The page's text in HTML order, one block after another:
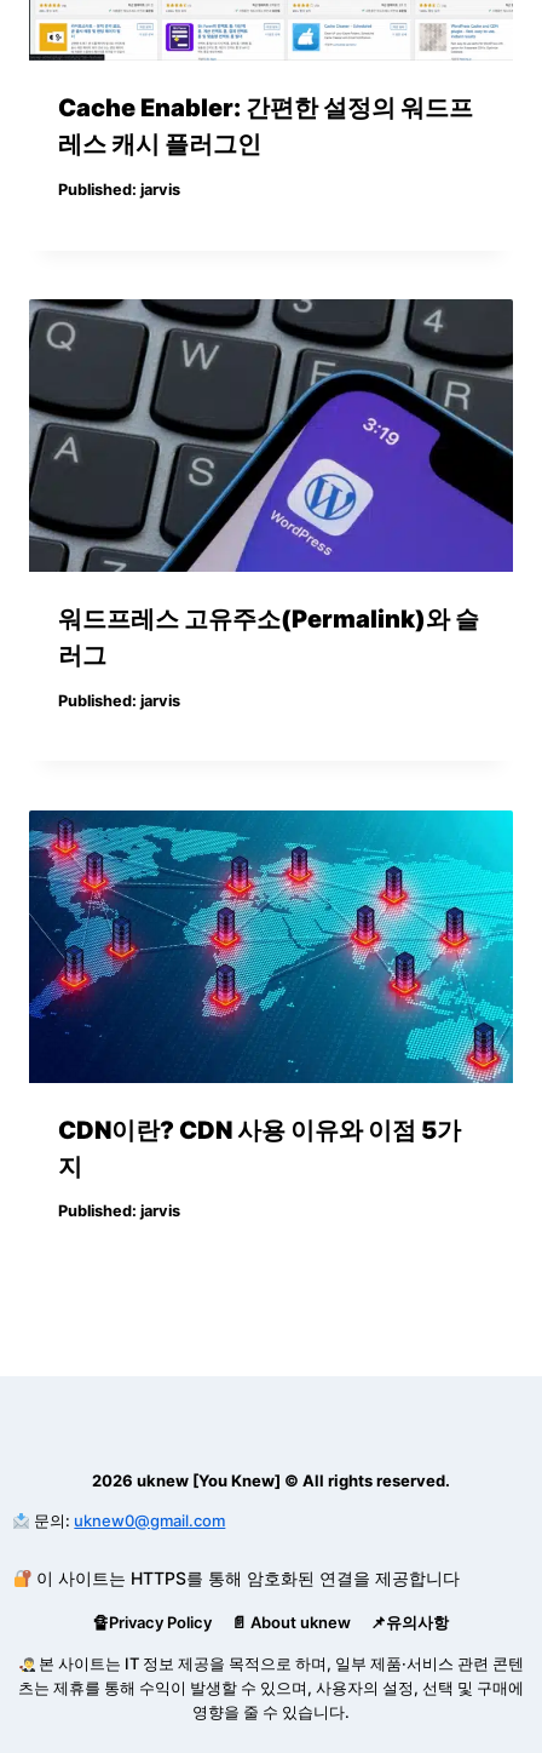
Cache Enabler: 간편한 설정의 워드프
레스 캐시 플러그인
Published: jarvis
워드프레스 고유주소(Permalink)와 슬
러그
Published: jarvis
CDN이란? CDN 사용 이유와 이점 5가
지
Published: jarvis
2026 uknew [You Knew] © All rights reserved.
문의: uknew0@gmail.com
이 사이트는 HTTPS를 통해 암호화된 연결을 제공합니다
🔏Privacy Policy 📄 About uknew 📌유의사항
본 사이트는 IT 정보 제공을 목적으로 하며, 일부 제품·서비스 관련 콘텐
츠는 제휴를 통해 수익이 발생할 수 있으며, 사용자의 설정, 선택 및 구매에
영향을 줄 수 있습니다.